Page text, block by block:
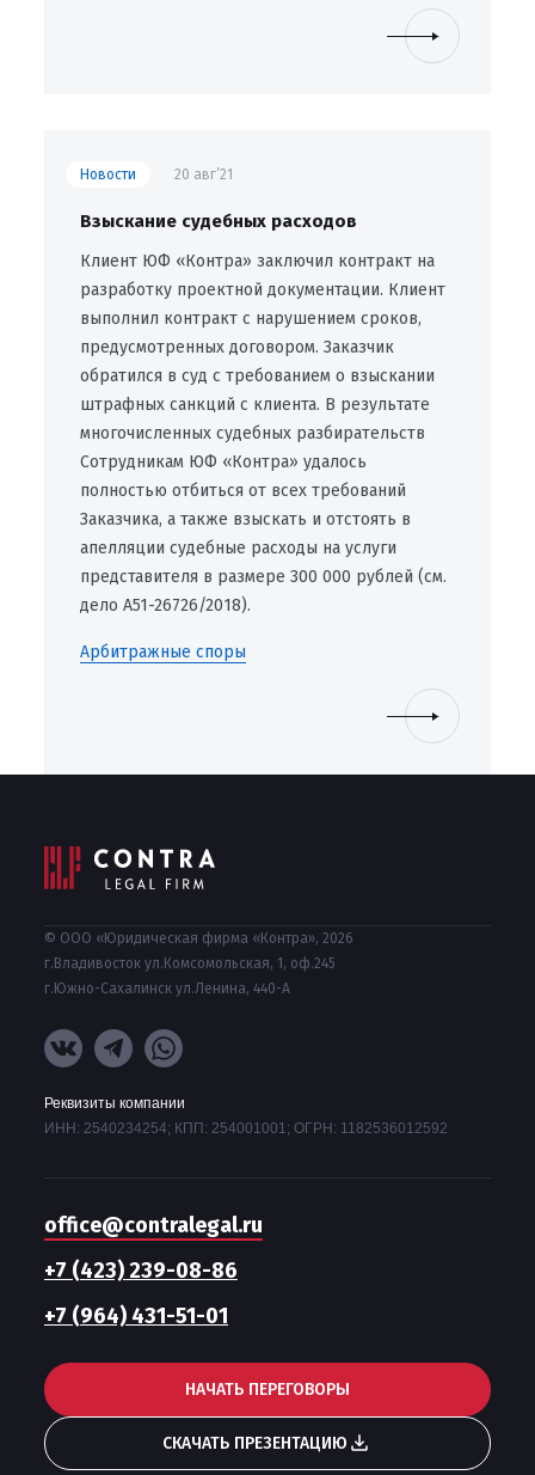
Новости 20 авг’21
Взыскание судебных расходов
Клиент ЮФ «Контра» заключил контракт на
разработку проектной документации. Клиент
выполнил контракт с нарушением сроков,
предусмотренных договором. Заказчик
обратился в суд с требованием о взыскании
штрафных санкций с клиента. В результате
многочисленных судебных разбирательств
Сотрудникам ЮФ «Контра» удалось
полностью отбиться от всех требований
Заказчика, а также взыскать и отстоять в
апелляции судебные расходы на услуги
представителя в размере 300 000 рублей (см.
дело А51-26726/2018).
Арбитражные споры
© ООО «Юридическая фирма «Контра», 2026
г.Владивосток ул.Комсомольская, 1, оф.245
г.Южно-Сахалинск ул.Ленина, 440-А
Реквизиты компании
ИНН: 2540234254; КПП: 254001001; ОГРН: 1182536012592
office@contralegal.ru
+7 (423) 239-08-86
+7 (964) 431-51-01
НАЧАТЬ ПЕРЕГОВОРЫ
СКАЧАТЬ ПРЕЗЕНТАЦИЮ